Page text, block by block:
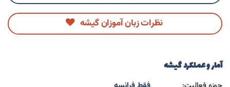
نظرات زبان آموزان گیشه
آمار و عملکرد گیشه